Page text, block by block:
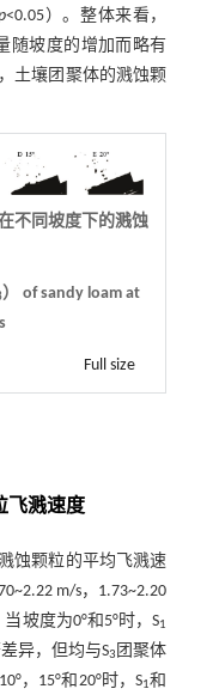
<0.05）。整体来看，
随坡度的增加而略有
土壤团聚体的溅蚀颗
不同坡度下的溅蚀
） of sandy loam at
Full size
飞溅速度
蚀颗粒的平均飞溅速
m/s，1.73~2.20
坡度为0°和5°时，S1
异，但均与S3 团聚体
，15°和20°时，S1和